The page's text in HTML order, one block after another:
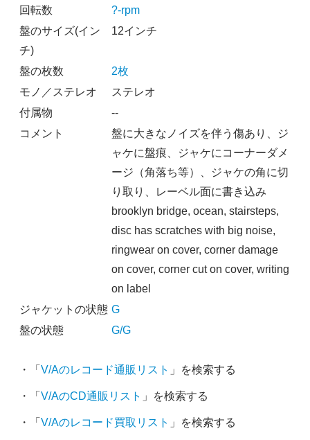
回転数
?-rpm
盤のサイズ(イン
チ)
12インチ
盤の枚数
2枚
モノ／ステレオ
ステレオ
付属物
--
コメント
盤に大きなノイズを伴う傷あり、ジ
ャケに盤痕、ジャケにコーナーダメ
ージ（角落ち等）、ジャケの角に切
り取り、レーベル面に書き込み
brooklyn bridge, ocean, stairsteps,
disc has scratches with big noise,
ringwear on cover, corner damage
on cover, corner cut on cover, writing
on label
ジャケットの状態 G
盤の状態
G/G
・「 V/Aのレコード通販リスト 」を検索する
・「 V/AのCD通販リスト 」を検索する
・「 V/Aのレコード買取リスト 」を検索する